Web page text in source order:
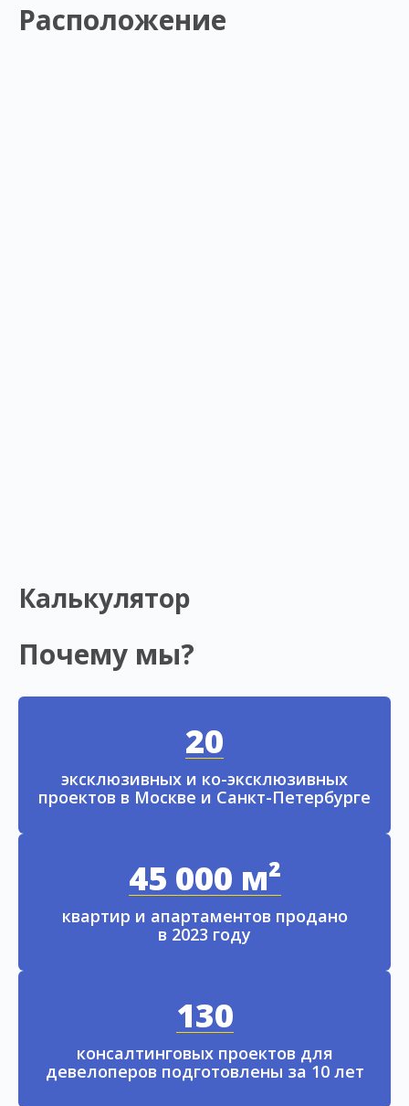
Расположение
Калькулятор
Почему мы?
20
эксклюзивных и ко-эксклюзивных
проектов в Москве и Санкт-Петербурге
45 000 м²
квартир и апартаментов продано
в 2023 году
130
консалтинговых проектов для
девелоперов подготовлены за 10 лет